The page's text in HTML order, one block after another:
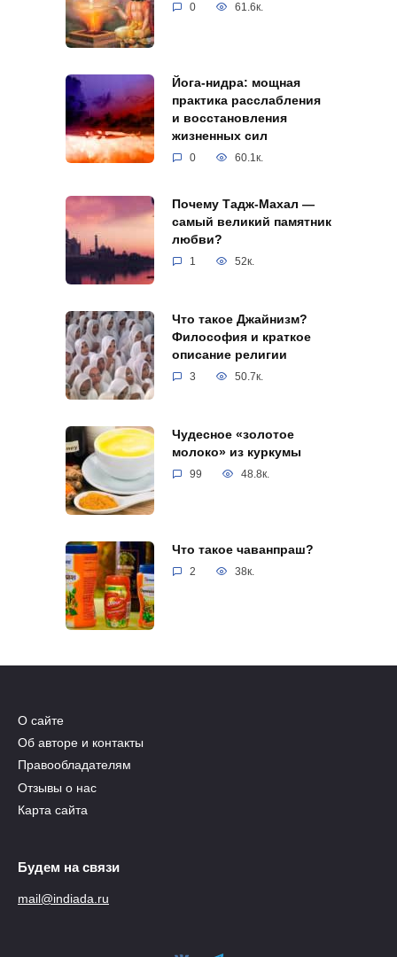
0 61.6к.
Йога-нидра: мощная
практика расслабления
и восстановления
жизненных сил
0 60.1к.
Почему Тадж-Махал —
самый великий памятник
любви?
1 52к.
Что такое Джайнизм?
Философия и краткое
описание религии
3 50.7к.
Чудесное «золотое
молоко» из куркумы
99 48.8к.
Что такое чаванпраш?
2 38к.
О сайте
Об авторе и контакты
Правообладателям
Отзывы о нас
Карта сайта
Будем на связи
mail@indiada.ru